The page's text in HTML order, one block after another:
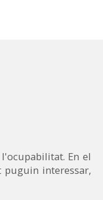
En el
puguin interessar,